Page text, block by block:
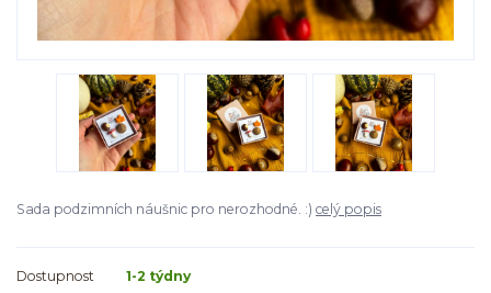
Sada podzimních náušnic pro nerozhodné. :) celý popis
Dostupnost 1-2 týdny